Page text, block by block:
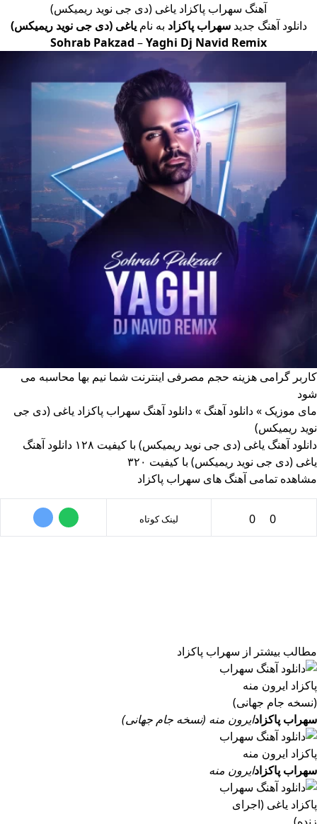
آهنگ سهراب پاکزاد یاغی (دی جی نوید ریمیکس)
دانلود آهنگ جدید سهراب پاکزاد به نامیاغی (دی جی نوید ریمیکس)
Sohrab Pakzad –Yaghi Dj Navid Remix
کاربر گرامی هزینه حجم مصرفی اینترنت شما نیم بها محاسبه می
شود
مای موزیک »دانلود آهنگ »دانلود آهنگ سهراب پاکزاد یاغی (دی جی
نوید ریمیکس)
دانلود آهنگ یاغی (دی جی نوید ریمیکس) با کیفیت ۱۲۸
دانلود آهنگ
یاغی (دی جی نوید ریمیکس) با کیفیت ۳۲۰
مشاهده تمامی آهنگ های سهراب پاکزاد
0
0 لینک کوتاه
مطالب بیشتر از سهراب پاکزاد
سهراب پاکزادایرون منه (نسخه جام جهانی)
سهراب پاکزادایرون منه